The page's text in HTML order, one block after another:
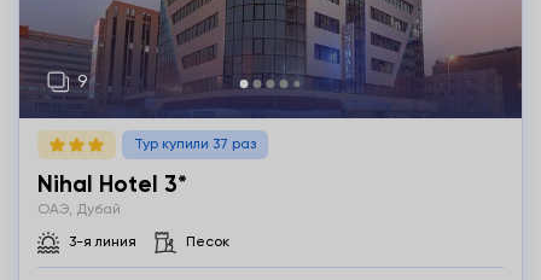
Тур купили 37 раз
Nihal Hotel 3*
ОАЭ, Дубай
3-я линия Песок